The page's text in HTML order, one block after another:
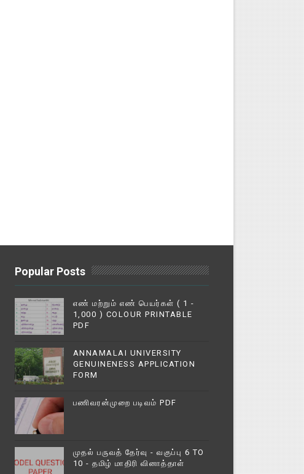
Popular Posts
எண் மற்றும் எண் பெயர்கள் ( 1 -
1,000 ) COLOUR PRINTABLE
PDF
ANNAMALAI UNIVERSITY
GENUINENESS APPLICATION
FORM
பணிவரன்முறை படிவம் PDF
முதல் பருவத் தேர்வு - வகுப்பு 6 TO
10 - தமிழ் மாதிரி வினாத்தாள்